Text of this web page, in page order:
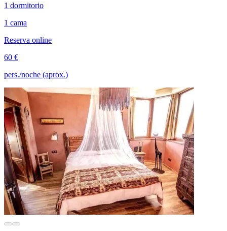
1 dormitorio
1 cama
Reserva online
60 €
pers./noche (aprox.)